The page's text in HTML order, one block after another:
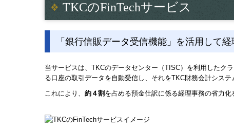
TKCのFinTechサービス
「銀行信販データ受信機能」を活用して
当サービスは、TKCのデータセンター（TISC）を利用したク
る口座の取引データを自動受信し、それをTKC財務会計シス
これにより、 約４割 を占める預金仕訳に係る経理事務の省力